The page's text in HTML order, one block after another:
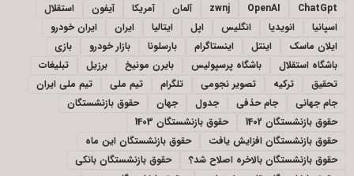
ChatGpt
OpenAI
zwnj آلمان آمریکا آیفون
استقلال
اسپانیا
انویدیا انگلیس اپل ایتالیا ایران
ایران خودرو
ایلان ماسک
اینتل اینستاگرام بارسلونا بازار خودرو
بازی
باشگاه استقلال
باشگاه پرسپولیس بایرن مونیخ برزیل
تبلیغات
تحقیق
ترکیه تصویر نجومی تلگرام تیم ملی
تیم ملی ایران
جام جهانی
جام حذفی جدول جهان
حقوق بازنشستگان
حقوق بازنشستگان 1402
حقوق بازنشستگان 1403
حقوق بازنشستگان افزایش یافت
حقوق بازنشستگان این ماه
حقوق بازنشستگان بالاخره اصلاح شد؟
حقوق بازنشستگان بانکی